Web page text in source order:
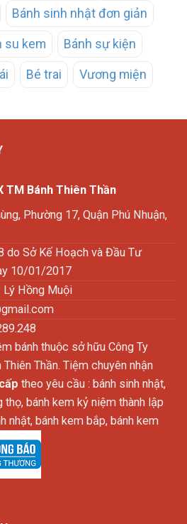
Bánh sinh nhật đơn giản
su kem Bánh sự kiện
Bé trai Vương miện
TM Bánh Thiên Thần
Phường 17, Quận Phú Nhuận,
do Sở Kế Hoạch và Đầu Tư
10/01/2017
Lý Hồng Muội
bánh thuộc sở hữu Công Ty
Thần. Tiệm chuyên nhận
theo yêu cầu : bánh sinh nhật,
thọ, bánh kem kỷ niệm thành lập
nhật, bánh kem bắp, bánh kem